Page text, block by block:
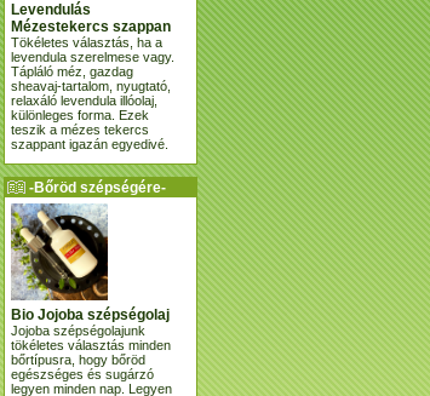
Levendulás
Mézestekercs szappan
Tökéletes választás, ha a
levendula szerelmese vagy.
Tápláló méz, gazdag
sheavaj-tartalom, nyugtató,
relaxáló levendula illóolaj,
különleges forma. Ezek
teszik a mézes tekercs
szappant igazán egyedivé.
-Bőröd szépségére-
Bio Jojoba szépségolaj
Jojoba szépségolajunk
tökéletes választás minden
bőrtípusra, hogy bőröd
egészséges és sugárzó
legyen minden nap. Legyen